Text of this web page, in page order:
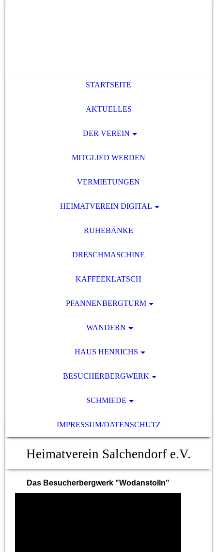
STARTSEITE
AKTUELLES
DER VEREIN
MITGLIED WERDEN
VERMIETUNGEN
HEIMATVEREIN DIGITAL
RUHEBÄNKE
DRESCHMASCHINE
KAFFEEKLATSCH
PFANNENBERGTURM
WANDERN
HAUS HENRICHS
BESUCHERBERGWERK
SCHMIEDE
IMPRESSUM/DATENSCHUTZ
Heimatverein Salchendorf e.V.
Das Besucherbergwerk "Wodanstolln"